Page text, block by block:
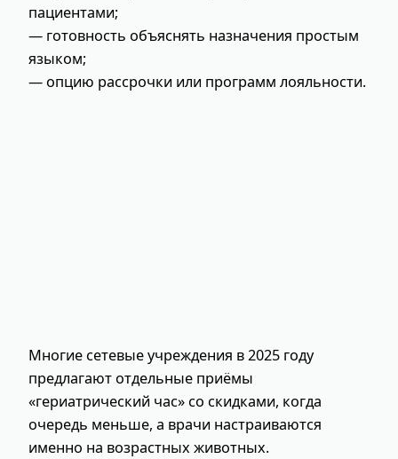
пациентами;
— готовность объяснять назначения простым
языком;
— опцию рассрочки или программ лояльности.
Многие сетевые учреждения в 2025 году
предлагают отдельные приёмы
«гериатрический час» со скидками, когда
очередь меньше, а врачи настраиваются
именно на возрастных животных.